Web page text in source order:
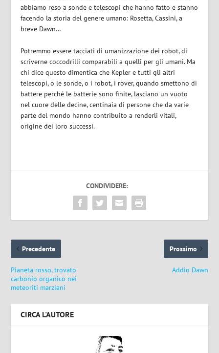
abbiamo reso a sonde e telescopi che hanno fatto e stanno
facendo la storia del genere umano: Rosetta, Cassini, a
breve Dawn…
Potremmo essere tacciati di umanizzazione dei robot, di
scriverne coccodrilli comparabili a quelli per gli umani. Ma
chi dice questo dimentica che Kepler e tutti gli altri
telescopi, o le sonde, o i robot, i rover, quando smettono di
battere perché le batterie sono finite, lasciano un vuoto
nel cuore delle decine, centinaia di persone che da varie
parte del mondo hanno contribuito a renderli vitali,
origine dei loro successi.
CONDIVIDERE:
Precedente
Pianeta rosso, trovato
carbonio organico nei
meteoriti marziani
Prossimo
Addio Dawn
CIRCA L'AUTORE